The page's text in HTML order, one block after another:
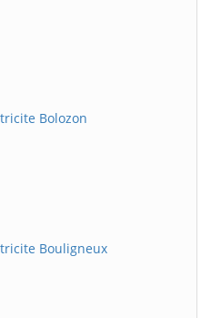
Bolozon
Bouligneux